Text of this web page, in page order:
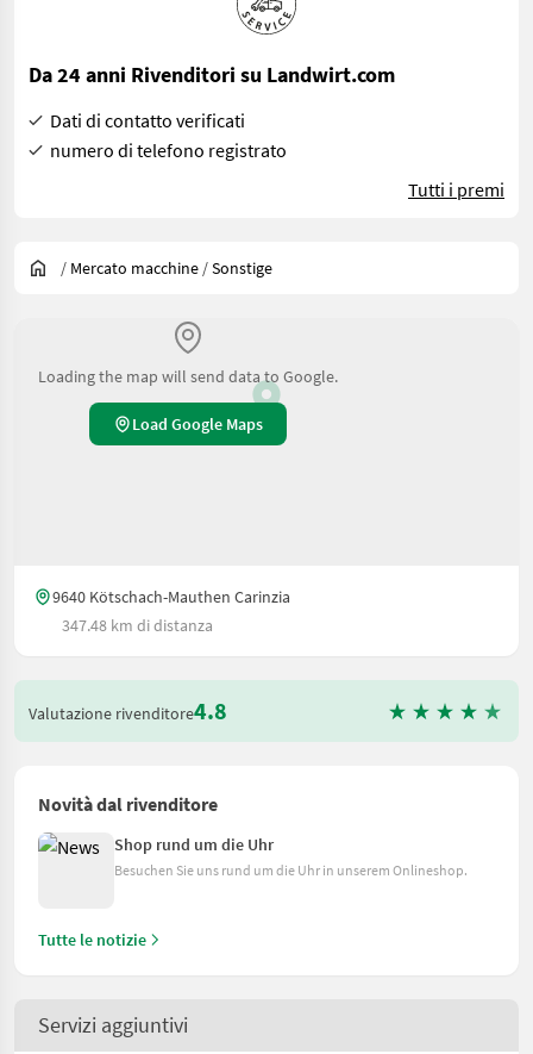
Da 24 anni Rivenditori su Landwirt.com
Dati di contatto verificati
numero di telefono registrato
Tutti i premi
/ Mercato macchine /Sonstige
Loading the map will send data to Google.
Load Google Maps
9640 Kötschach-Mauthen Carinzia
347.48 km di distanza
Valutazione rivenditore4.8
Novità dal rivenditore
Shop rund um die Uhr
Besuchen Sie uns rund um die Uhr in unserem Onlineshop.
Tutte le notizie
Servizi aggiuntivi